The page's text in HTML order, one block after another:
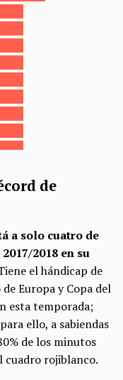
de
a solo cuatro de
2018 en su
el hándicap de
Europa y Copa del
esta temporada;
ello, a sabiendas
de los minutos
cuadro rojiblanco.